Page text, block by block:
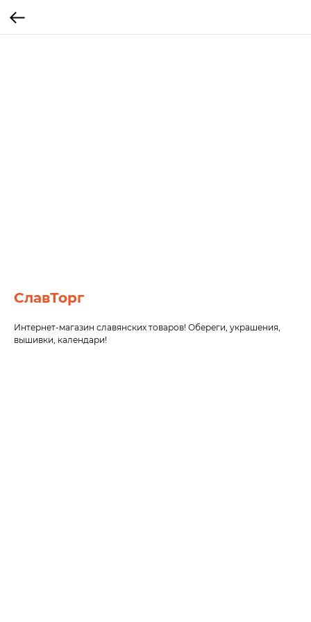
СлавТорг
Интернет-магазин славянских товаров! Обереги, украшения,
вышивки, календари!